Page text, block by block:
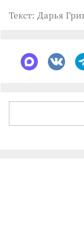
Текст: Дарья